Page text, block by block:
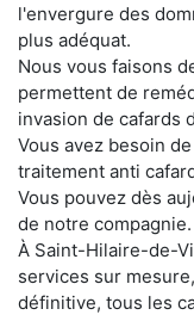
l'envergure des
plus adéquat.
Nous vous faisons
permettent de
invasion de cafards
Vous avez besoin
traitement anti
Vous pouvez dès
de notre compagnie.
À Saint-Hilaire-de-
services sur
définitive, tous les